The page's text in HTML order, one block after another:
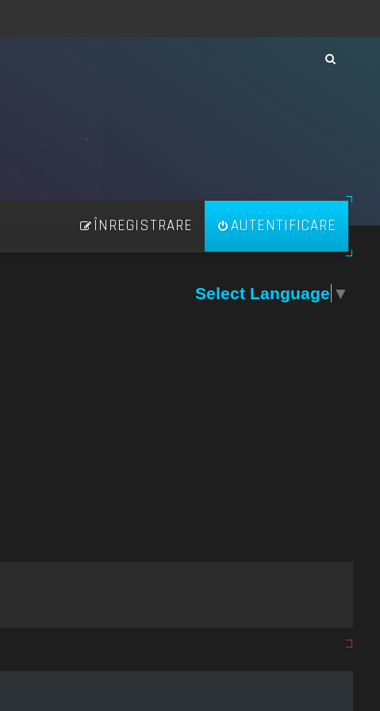
AUTENTIFICARE
ÎNREGISTRARE
Select Language ▼